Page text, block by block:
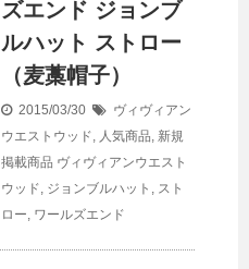
ズエンド ジョンブ
ルハット ストロー
（麦藁帽子）
2015/03/30
ヴィヴィアン
ウエストウッド, 人気商品, 新規
掲載商品 ヴィヴィアンウエスト
ウッド, ジョンブルハット , スト
ロー, ワールズエンド